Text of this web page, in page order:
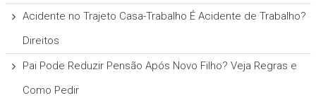
Acidente no Trajeto Casa-Trabalho É Acidente de Trabalho?
Direitos
Pai Pode Reduzir Pensão Após Novo Filho? Veja Regras e
Como Pedir